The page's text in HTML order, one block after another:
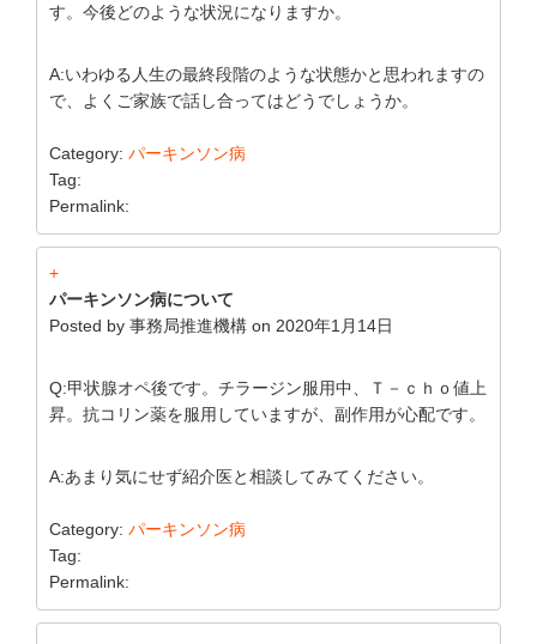
す。今後どのような状況になりますか。
A:いわゆる人生の最終段階のような状態かと思われますの
で、よくご家族で話し合ってはどうでしょうか。
Category: パーキンソン病
Tag:
Permalink:
+
パーキンソン病について
Posted by 事務局推進機構 on 2020年1月14日
Q:甲状腺オペ後です。チラージン服用中、Ｔ－ｃｈｏ値上
昇。抗コリン薬を服用していますが、副作用が心配です。
A:あまり気にせず紹介医と相談してみてください。
Category: パーキンソン病
Tag:
Permalink: